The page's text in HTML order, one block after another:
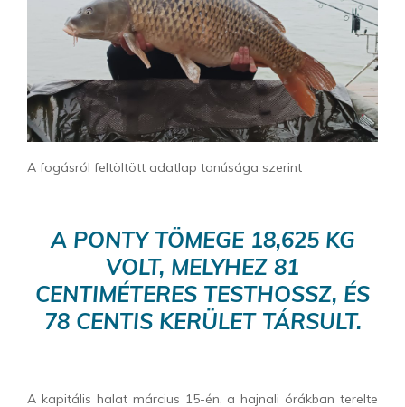
A fogásról feltöltött adatlap tanúsága szerint
A PONTY TÖMEGE 18,625 KG
VOLT, MELYHEZ 81
CENTIMÉTERES TESTHOSSZ, ÉS
78 CENTIS KERÜLET TÁRSULT.
A kapitális halat március 15-én, a hajnali órákban terelte